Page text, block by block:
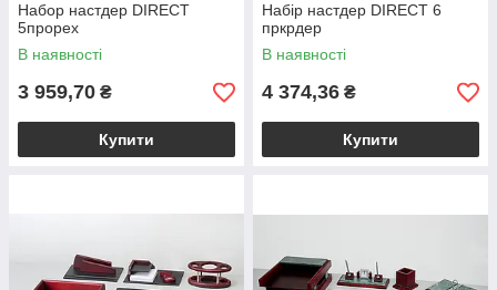
Набор настдер DIRECT
5прорех
В наявності
3 959,70 ₴
Купити
Набір настдер DIRECT 6
пркрдер
В наявності
4 374,36 ₴
Купити